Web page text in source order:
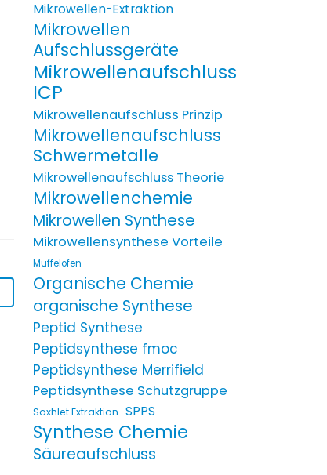
Mikrowellen-Extraktion
Mikrowellen
Aufschlussgeräte
Mikrowellenaufschluss
ICP
Mikrowellenaufschluss Prinzip
Mikrowellenaufschluss
Schwermetalle
Mikrowellenaufschluss Theorie
Mikrowellenchemie
Mikrowellen Synthese
Mikrowellensynthese Vorteile
Muffelofen
Organische Chemie
organische Synthese
Peptid Synthese
Peptidsynthese fmoc
Peptidsynthese Merrifield
Peptidsynthese Schutzgruppe
Soxhlet Extraktion SPPS
Synthese Chemie
Säureaufschluss